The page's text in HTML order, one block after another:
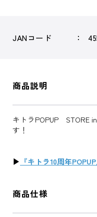
JANコード
商品説明
キトラPOPUP STORE
す！
▶ 『キトラ10周年
商品仕様